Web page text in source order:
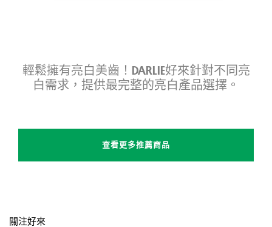
輕鬆擁有亮白美齒！DARLIE好來針對不同亮
白需求，提供最完整的亮白產品選擇。
查看更多推薦商品
關注好來